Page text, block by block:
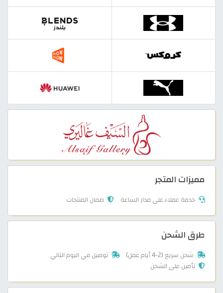
مميزات المتجر
خدمة عملاء على مدار الساعة ضمان المنتجات
طرق الشحن
شحن سريع (2-4 أيام عمل)
توصيل في اليوم التالي
تأمين على الشحن